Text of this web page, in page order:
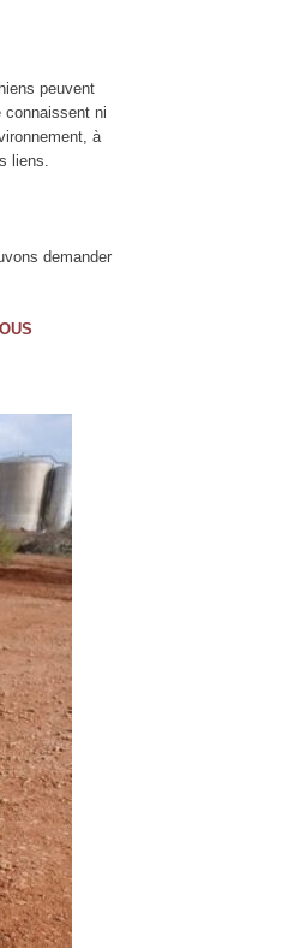
peuvent
connaissent ni
à
liens.
demander